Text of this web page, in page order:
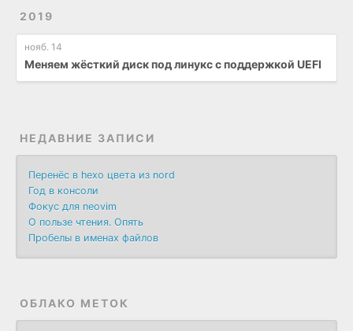
2019
нояб. 14
Меняем жёсткий диск под линукс с поддержкой UEFI
НЕДАВНИЕ ЗАПИСИ
Перенёс в hexo цвета из nord
Год в консоли
Фокус для neovim
О пользе чтения. Опять
Пробелы в именах файлов
ОБЛАКО МЕТОК